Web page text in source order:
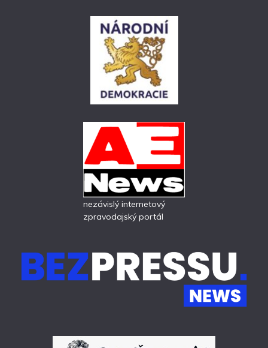
nezávislý internetový
zpravodajský portál